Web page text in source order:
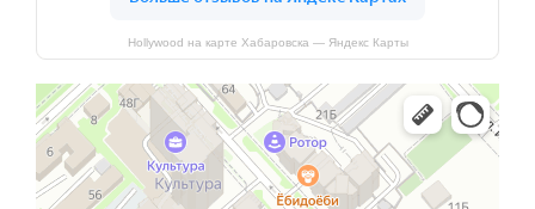
Hollywood на карте Хабаровска — Яндекс Карты
Hollywood
Кинотеатр в Хабаровске
Кафе в Хабаровске